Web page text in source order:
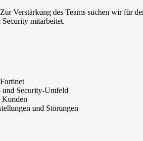
Verstärkung des Teams suchen wir für
mitarbeitet.
Security-Umfeld
Kunden
und Störungen